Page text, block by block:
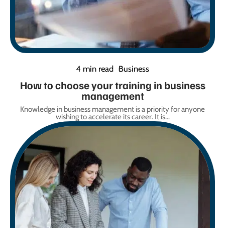
4 min read Business
How to choose your training in business
management
Knowledge in business management is a priority for anyone
wishing to accelerate its career. It is…